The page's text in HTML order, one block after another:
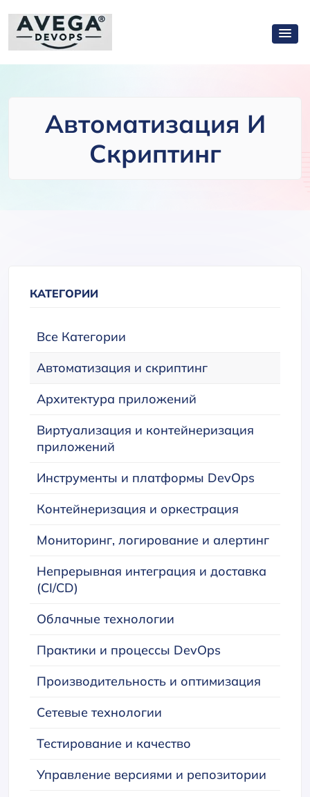
Автоматизация И
Скриптинг
КАТЕГОРИИ
Все Категории
Автоматизация и скриптинг
Архитектура приложений
Виртуализация и контейнеризация
приложений
Инструменты и платформы DevOps
Контейнеризация и оркестрация
Мониторинг, логирование и алертинг
Непрерывная интеграция и доставка
(CI/CD)
Облачные технологии
Практики и процессы DevOps
Производительность и оптимизация
Сетевые технологии
Тестирование и качество
Управление версиями и репозитории